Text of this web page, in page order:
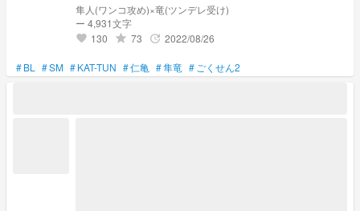
隼人(ワンコ攻め)×竜(ツンデレ受け)
ー 4,931文字
favorite 130 grade 73 update 2022/08/26
#BL #SM #KAT-TUN #仁亀 #隼竜 # ごくせん2